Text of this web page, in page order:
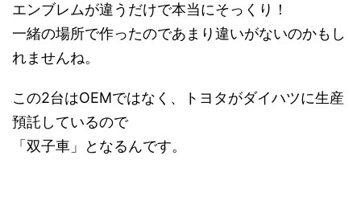
エンブレムが違うだけで本当にそっくり！
一緒の場所で作ったのであまり違いがないのかもし
れませんね。
この2台はOEMではなく、トヨタがダイハツに生産
預託しているので
「双子車」となるんです。